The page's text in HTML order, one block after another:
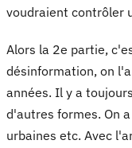
voudraient contrôler
Alors la 2e partie,
désinformation, on
années. Il y a
d'autres formes. On
urbaines etc. Avec